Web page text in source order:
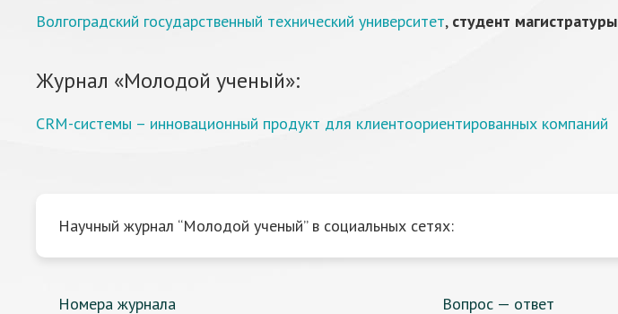
Волгоградский государственный технический университет, студент магистратуры
Журнал «Молодой ученый»:
CRM-системы – инновационный продукт для клиентоориентированных компаний
Научный журнал “Молодой ученый” в социальных сетях:
Номера журнала Вопрос — ответ